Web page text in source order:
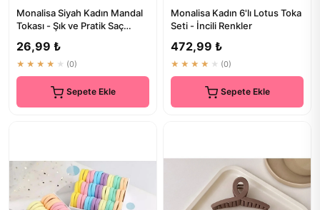
Monalisa Siyah Kadın Mandal
Tokası - Şık ve Pratik Saç
26,99 ₺
★★★★★ (0)
Sepete Ekle
Monalisa Kadın 6'lı Lotus Toka
Seti - İncili Renkler
472,99 ₺
★★★★★ (0)
Sepete Ekle